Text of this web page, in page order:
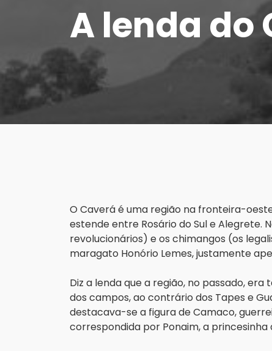
A lenda do
O Caverá é uma região na fronteira-
estende entre Rosário do Sul e Alegrete.
revolucionários) e os chimangos (os
maragato Honório Lemes, justamente
Diz a lenda que a região, no passado,
dos campos, ao contrário dos Tapes e
destacava-se a figura de Camaco,
correspondida por Ponaim, a